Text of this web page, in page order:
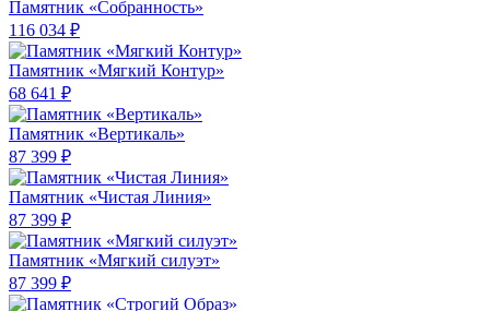
Памятник «Собранность»
116 034 ₽
Памятник «Мягкий Контур»
68 641 ₽
Памятник «Вертикаль»
87 399 ₽
Памятник «Чистая Линия»
87 399 ₽
Памятник «Мягкий силуэт»
87 399 ₽